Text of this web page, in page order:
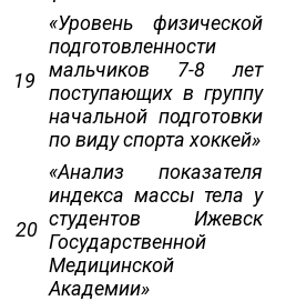
19
«Уровень физической
подготовленности
мальчиков 7-8 лет
поступающих в группу
начальной подготовки
по виду спорта хоккей»
20
«Анализ показателя
индекса массы тела у
студентов Ижевск
Государственной
Медицинской
Академии»